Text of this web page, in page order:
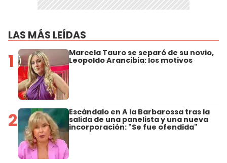
LAS MÁS LEÍDAS
1 Marcela Tauro se separó de su novio,
Leopoldo Arancibia: los motivos
2 Escándalo en A la Barbarossa tras la
salida de una panelista y una nueva
incorporación: "Se fue ofendida"